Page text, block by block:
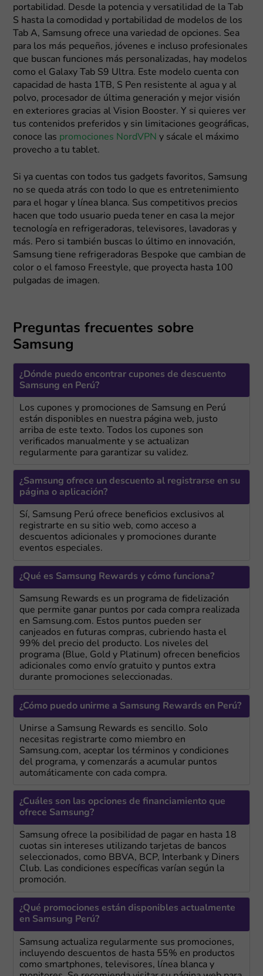
portabilidad. Desde la potencia y versatilidad de la Tab
S hasta la comodidad y portabilidad de modelos de los
Tab A, Samsung ofrece una variedad de opciones. Sea
para los más pequeños, jóvenes e incluso profesionales
que buscan funciones más personalizadas, hay modelos
como el Galaxy Tab S9 Ultra. Este modelo cuenta con
capacidad de hasta 1TB, S Pen resistente al agua y al
polvo, procesador de última generación y mejor visión
en exteriores gracias al Vision Booster. Y si quieres ver
tus contenidos preferidos y sin limitaciones geográficas,
conoce las promociones NordVPN y sácale el máximo
provecho a tu tablet.
Si ya cuentas con todos tus gadgets favoritos, Samsung
no se queda atrás con todo lo que es entretenimiento
para el hogar y línea blanca. Sus competitivos precios
hacen que todo usuario pueda tener en casa la mejor
tecnología en refrigeradoras, televisores, lavadoras y
más. Pero si también buscas lo último en innovación,
Samsung tiene refrigeradoras Bespoke que cambian de
color o el famoso Freestyle, que proyecta hasta 100
pulgadas de imagen.
Preguntas frecuentes sobre
Samsung
¿Dónde puedo encontrar cupones de descuento
Samsung en Perú?
Los cupones y promociones de Samsung en Perú
están disponibles en nuestra página web, justo
arriba de este texto. Todos los cupones son
verificados manualmente y se actualizan
regularmente para garantizar su validez.
¿Samsung ofrece un descuento al registrarse en su
página o aplicación?
Sí, Samsung Perú ofrece beneficios exclusivos al
registrarte en su sitio web, como acceso a
descuentos adicionales y promociones durante
eventos especiales.
¿Qué es Samsung Rewards y cómo funciona?
Samsung Rewards es un programa de fidelización
que permite ganar puntos por cada compra realizada
en Samsung.com. Estos puntos pueden ser
canjeados en futuras compras, cubriendo hasta el
99% del precio del producto. Los niveles del
programa (Blue, Gold y Platinum) ofrecen beneficios
adicionales como envío gratuito y puntos extra
durante promociones seleccionadas.
¿Cómo puedo unirme a Samsung Rewards en Perú?
Unirse a Samsung Rewards es sencillo. Solo
necesitas registrarte como miembro en
Samsung.com, aceptar los términos y condiciones
del programa, y comenzarás a acumular puntos
automáticamente con cada compra.
¿Cuáles son las opciones de financiamiento que
ofrece Samsung?
Samsung ofrece la posibilidad de pagar en hasta 18
cuotas sin intereses utilizando tarjetas de bancos
seleccionados, como BBVA, BCP, Interbank y Diners
Club. Las condiciones específicas varían según la
promoción.
¿Qué promociones están disponibles actualmente
en Samsung Perú?
Samsung actualiza regularmente sus promociones,
incluyendo descuentos de hasta 55% en productos
como smartphones, televisores, línea blanca y